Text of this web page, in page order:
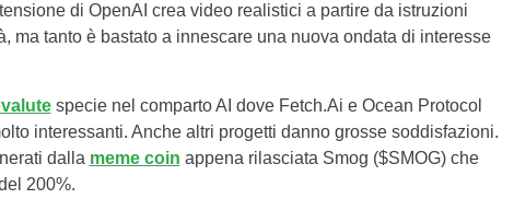
di OpenAI crea video realistici a partire da istruzioni
ma tanto è bastato a innescare una nuova ondata di interesse
specie nel comparto AI dove Fetch.Ai e Ocean Protocol
interessanti. Anche altri progetti danno grosse soddisfazioni.
dalla meme coin appena rilasciata Smog ($SMOG) che
200%.